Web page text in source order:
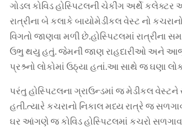
ગોડલ કોવિડ હોસ્પિટલની ચેકીંગ અર્થે
રાત્રીના બે કલાકે બાયોમેડીકલ વેસ્ટ નો
વિગતો જાણવા મળી છે.હોસ્પિટલમાં
ઉભુ થયુ હતું. જેમની જાણ રાહદારીઓ અને
પ્રશ્ર્નો લોકોમાં ઉઠ્યા હતાં.આ સાથે જ ઘણા
પરંતુ હોસ્પિટલના ગ્રાઉન્ડમાં જ મેડીકલ વેસ્ટને
હતી.ત્યારે કચરાનો નિકાલ મધ્ય રાત્રે જ
ઘર આંગણે જ કોવિડ હોસ્પિટલમાં કચરો